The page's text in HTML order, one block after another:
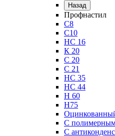
Назад
Профнастил
С8
С10
НС 16
К 20
С 20
С 21
НС 35
НС 44
Н 60
Н75
С
С